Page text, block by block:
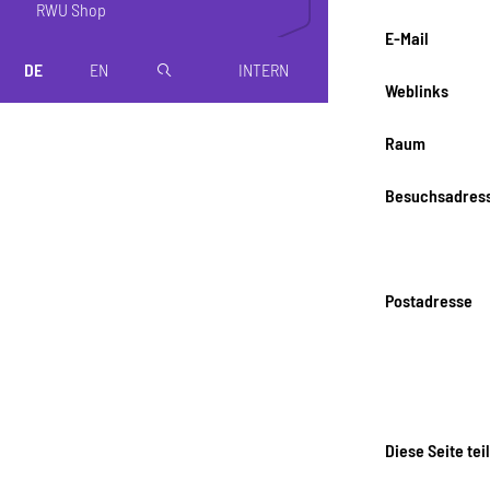
RWU Shop
DE EN magnifier INTERN
E-Mail
Weblinks
Raum
Postadresse
Diese Seite